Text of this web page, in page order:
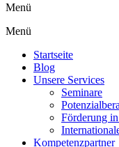
Menü
Menü
Startseite
Blog
Unsere Services
Seminare
Förderung
Kompetenzpartner